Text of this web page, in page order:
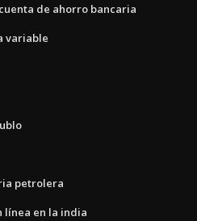
de ahorro bancaria
variable
petrolera
línea en la india